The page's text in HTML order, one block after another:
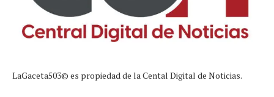
LaGaceta503© es propiedad de la Cental Digital de Noticias.